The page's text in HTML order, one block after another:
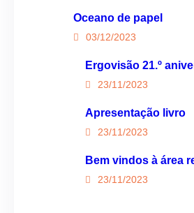
Oceano de papel
03/12/2023
Ergovisão 21.º
23/11/2023
Apresentação livro
23/11/2023
Bem vindos à área
23/11/2023